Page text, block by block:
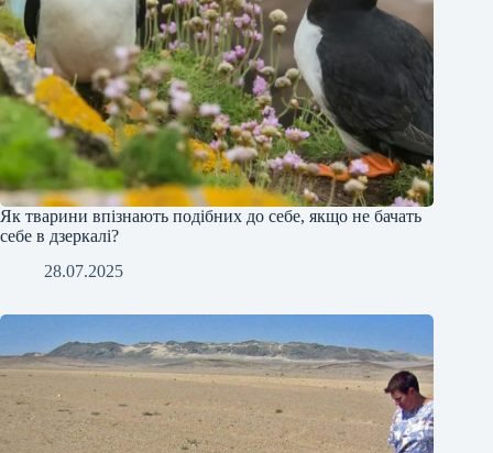
Як тварини впізнають подібних до себе, якщо не бачать
себе в дзеркалі?
28.07.2025